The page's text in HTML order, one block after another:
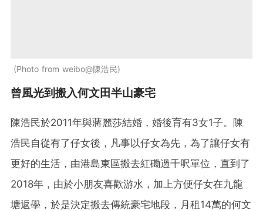
Photo from weibo@陳浩民
曾風光到搬入何文田半山豪宅
陳浩民於2011年與蔣麗莎結婚，婚後育有3女1子。陳
浩民自從有了仔女後，凡事以仔女為先，為了讓仔女有
更好的生活，由港島東區搬去紅磡過千呎單位，直到了
2018年，由於小朋友喜歡游水，加上方便仔女在九龍
塘返學，於是決定搬去傳統豪宅地段，月租14萬的何文